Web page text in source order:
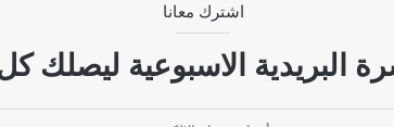
اشترك معانا
البريدية الاسبوعية ليصلك